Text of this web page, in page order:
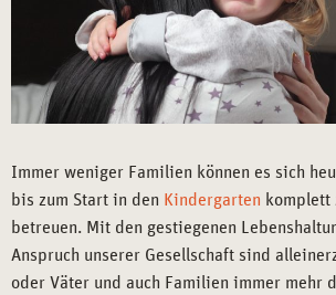
Immer weniger Familien können es sich
bis zum Start in den Kindergarten komplett
betreuen. Mit den gestiegenen
Anspruch unserer Gesellschaft sind
oder Väter und auch Familien immer mehr